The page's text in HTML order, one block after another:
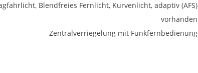
Blendfreies Fernlicht, Kurvenlicht, adaptiv (AFS)
vorhanden
Zentralverriegelung mit Funkfernbedienung